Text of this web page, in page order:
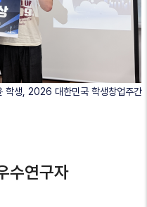
학생, 2026 대한민국 학생창업주간
수연구자